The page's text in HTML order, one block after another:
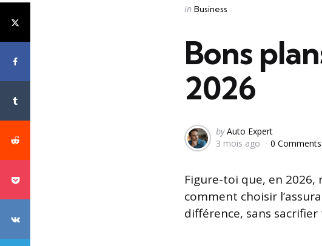
Categories
Posted
in Business
Bons
2026
Posted
by
by Auto Expert
3 mois ago
0 Comments
Figure-toi que, en
comment choisir
différence, sans